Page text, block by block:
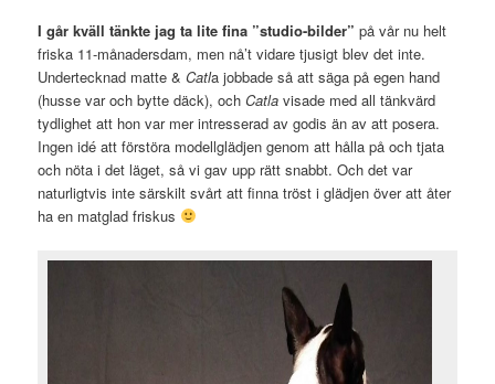
I går kväll tänkte jag ta lite fina ”studio-bilder” på vår nu helt
friska 11-månadersdam, men nå’t vidare tjusigt blev det inte.
Undertecknad matte &Catla jobbade så att säga på egen hand
(husse var och bytte däck), ochCatla visade med all tänkvärd
tydlighet att hon var mer intresserad av godis än av att posera.
Ingen idé att förstöra modellglädjen genom att hålla på och tjata
och nöta i det läget, så vi gav upp rätt snabbt. Och det var
naturligtvis inte särskilt svårt att finna tröst i glädjen över att åter
ha en matglad friskus